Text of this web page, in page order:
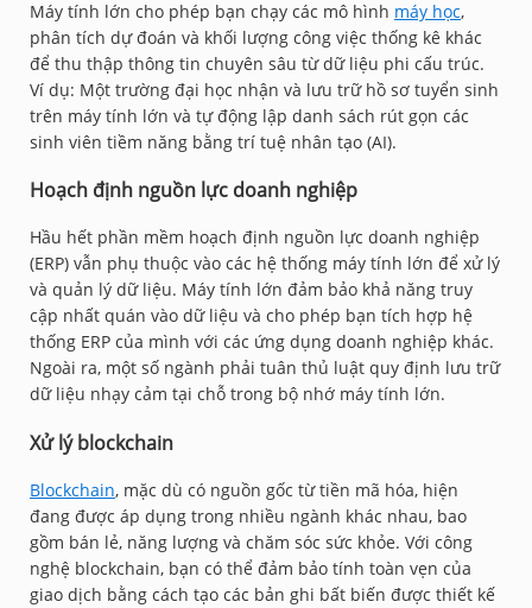
Máy tính lớn cho phép bạn chạy các mô hình máy học,
phân tích dự đoán và khối lượng công việc thống kê khác
để thu thập thông tin chuyên sâu từ dữ liệu phi cấu trúc.
Ví dụ: Một trường đại học nhận và lưu trữ hồ sơ tuyển sinh
trên máy tính lớn và tự động lập danh sách rút gọn các
sinh viên tiềm năng bằng trí tuệ nhân tạo (AI).
Hoạch định nguồn lực doanh nghiệp
Hầu hết phần mềm hoạch định nguồn lực doanh nghiệp
(ERP) vẫn phụ thuộc vào các hệ thống máy tính lớn để xử lý
và quản lý dữ liệu. Máy tính lớn đảm bảo khả năng truy
cập nhất quán vào dữ liệu và cho phép bạn tích hợp hệ
thống ERP của mình với các ứng dụng doanh nghiệp khác.
Ngoài ra, một số ngành phải tuân thủ luật quy định lưu trữ
dữ liệu nhạy cảm tại chỗ trong bộ nhớ máy tính lớn.
Xử lý blockchain
Blockchain, mặc dù có nguồn gốc từ tiền mã hóa, hiện
đang được áp dụng trong nhiều ngành khác nhau, bao
gồm bán lẻ, năng lượng và chăm sóc sức khỏe. Với công
nghệ blockchain, bạn có thể đảm bảo tính toàn vẹn của
giao dịch bằng cách tạo các bản ghi bất biến được thiết kế